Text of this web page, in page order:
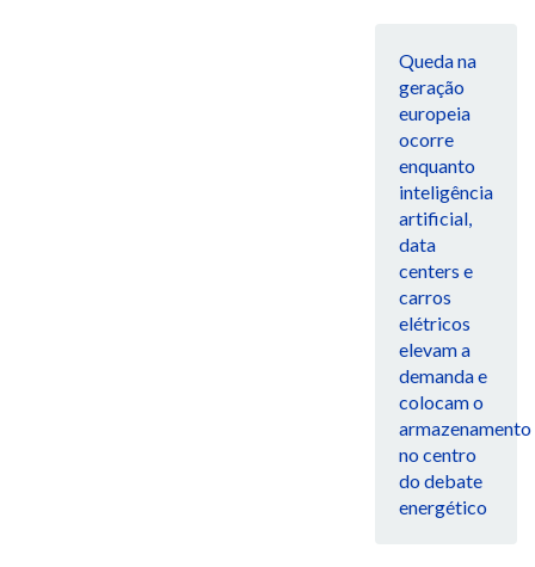
Queda na
geração
europeia
ocorre
enquanto
inteligência
artificial,
data
centers e
carros
elétricos
elevam a
demanda e
colocam o
armazenamento
no centro
do debate
energético